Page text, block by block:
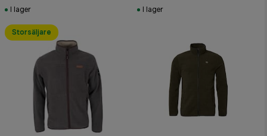
I lager
I lager
Storsäljare